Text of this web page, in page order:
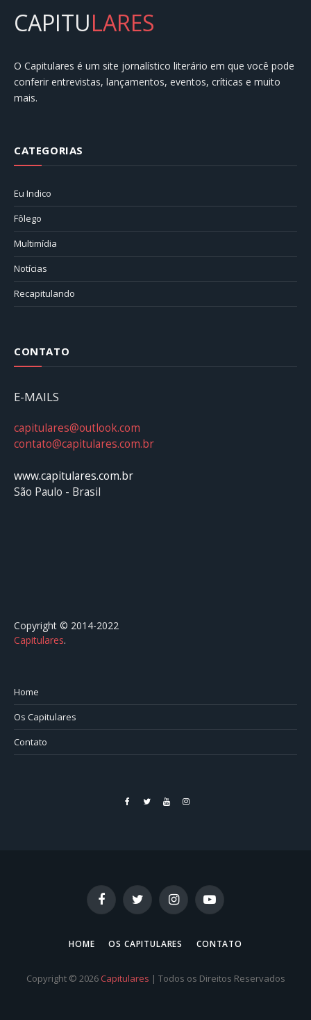
CAPITULARES
O Capitulares é um site jornalístico literário em que você pode
conferir entrevistas, lançamentos, eventos, críticas e muito
mais.
CATEGORIAS
Eu Indico
Fôlego
Multimídia
Notícias
Recapitulando
CONTATO
E-MAILS
capitulares@outlook.com
contato@capitulares.com.br
www.capitulares.com.br
São Paulo - Brasil
Copyright © 2014-2022
Capitulares.⠀⠀⠀⠀⠀⠀⠀⠀⠀⠀⠀⠀⠀⠀⠀⠀⠀⠀⠀⠀⠀⠀⠀⠀⠀⠀⠀
Home
Os Capitulares
Contato
FacebookTwitterYouTubeInstagram
FacebookTwitter InstagramYouTube
HOME OS CAPITULARES CONTATO
Copyright © 2026 Capitulares | Todos os Direitos Reservados